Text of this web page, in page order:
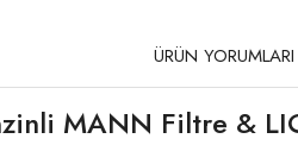
ÜRÜN YORUMLARI
MANN Filtre &